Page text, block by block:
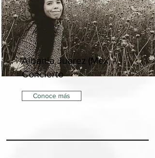
Albania Juárez (Mex) -
Concierto
Conoce más